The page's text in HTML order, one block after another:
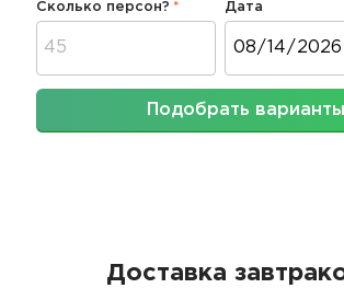
Сколько персон? Дата
Подобрать варианты
Доставка